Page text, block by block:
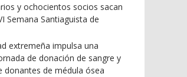
y ochocientos socios sacan
Semana Santiaguista de
extremeña impulsa una
de donación de sangre y
donantes de médula ósea